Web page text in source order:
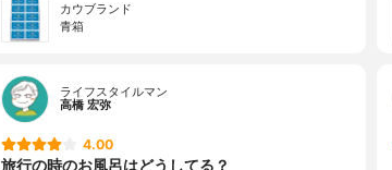
カウブランド
青箱
ライフスタイルマン
高橋 宏弥
4.00
旅行の時のお風呂はどうしてる？